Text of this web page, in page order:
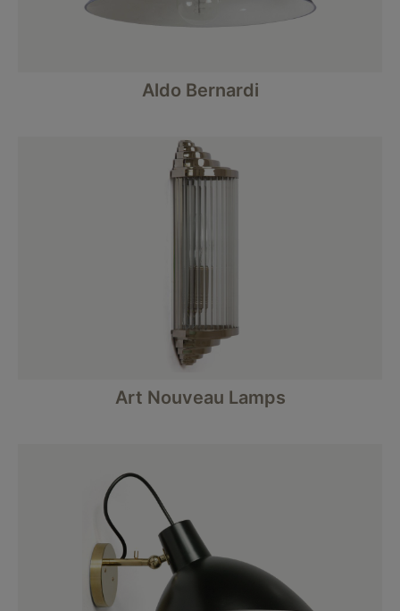
Aldo Bernardi
Art Nouveau Lamps